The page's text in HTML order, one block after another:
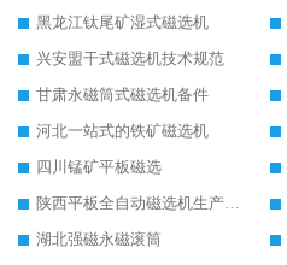
黑龙江钛尾矿湿式磁选机
兴安盟干式磁选机技术规范
甘肃永磁筒式磁选机备件
河北一站式的铁矿磁选机
四川锰矿平板磁选
陕西平板全自动磁选机生产厂家
湖北强磁永磁滚筒